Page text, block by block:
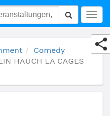
LA CAGES AUX FOLLES
Comedy
HAUCH LA CAGES